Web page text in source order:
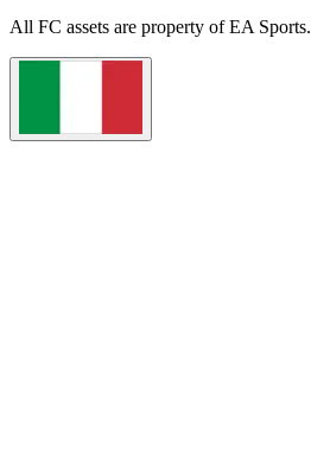
All FC assets are property of EA Sports.